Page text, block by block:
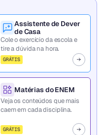
Assistente de Dever
de Casa
Cole o exercício da escola e
tire a dúvida na hora.
GRÁTIS
Matérias do ENEM
Veja os conteúdos que mais
caem em cada disciplina.
GRÁTIS